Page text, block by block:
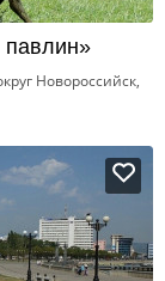
павлин»
Новороссийск,